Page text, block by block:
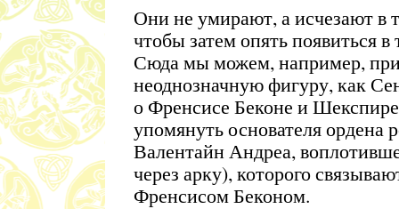
Они не умирают, а исчезают в
чтобы затем опять появиться
Сюда мы можем, например,
неоднозначную фигуру, как
о Френсисе Беконе и
упомянуть основателя ордена
Валентайн Андреа,
через арку), которого
Френсисом Беконом.